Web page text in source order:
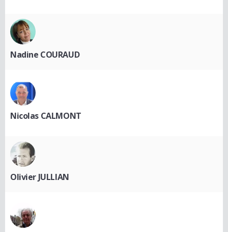
Nadine COURAUD
Nicolas CALMONT
Olivier JULLIAN